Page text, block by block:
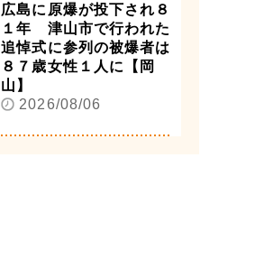
広島に原爆が投下され８
１年 津山市で行われた
追悼式に参列の被爆者は
８７歳女性１人に【岡
山】
2026/08/06